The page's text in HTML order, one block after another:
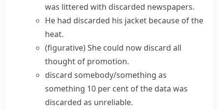
was littered with discarded newspapers.
He had discarded his jacket because of the
heat.
(figurative)She could now discard all
thought of promotion.
discard somebody/something as
something 10 per cent of the data was
discarded as unreliable.